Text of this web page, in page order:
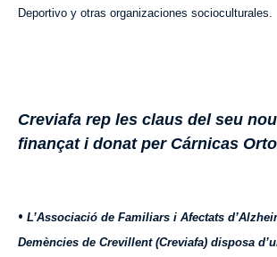
Deportivo y otras organizaciones socioculturales.
Creviafa rep les claus del seu
finançat i donat per Cárnicas
• L’Associació de Familiars i Afectats
Demències de Crevillent (Creviafa) disposa